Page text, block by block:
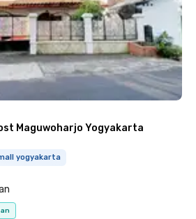
Maguwoharjo Yogyakarta
yogyakarta